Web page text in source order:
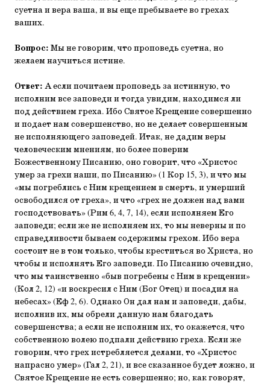
суетна и вера ваша, и вы еще пребываете во грехах
ваших.
Вопрос: Мы не говорим, что проповедь суетна, но
желаем научиться истине.
Ответ: А если почитаем проповедь за истинную, то
исполним все заповеди и тогда увидим, находимся ли
под действием греха. Ибо Святое Крещение совершенно
и подает нам совершенство, но не делает совершенным
не исполняющего заповедей. Итак, не дадим веры
человеческим мнениям, но более поверим
Божественному Писанию, оно говорит, что «Христос
умер за грехи наши, по Писанию» (1 Кор 15, 3), и что мы
«мы погреблись с Ним крещением в смерть, и умерший
освободился от греха», и что «грех не должен над вами
господствовать» (Рим 6, 4, 7, 14), если исполняем Его
заповеди; если же не исполняем их, то мы неверны и по
справедливости бываем содержимы грехом. Ибо вера
состоит не в том только, чтобы креститься во Христа, но
чтобы и исполнять Его заповеди. По Писанию очевидно,
что мы таинственно «быв погребены с Ним в крещении»
(Кол 2, 12) «и воскресил с Ним (Бог Отец) и посадил на
небесах» (Еф 2, 6). Однако Он дал нам и заповеди, дабы,
исполнив их, мы обрели данную нам благодать
совершенства; а если не исполним их, то окажется, что
собственною волею подпали действию греха. Если же
говорим, что грех истребляется делами, то «Христос
напрасно умер» (Гал 2, 21), и все сказанное будет ложно, и
Святое Крещение не есть совершенно; но, как говорят,